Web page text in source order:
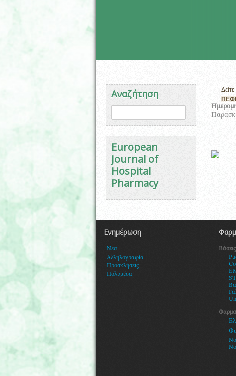
Αναζήτηση
Φόρμα αναζήτησης
European
Journal of
Hospital
Pharmacy
Ενημέρωση
Νεα
Αλληλογραφία
Προσκλήσεις
Πολυμέσα